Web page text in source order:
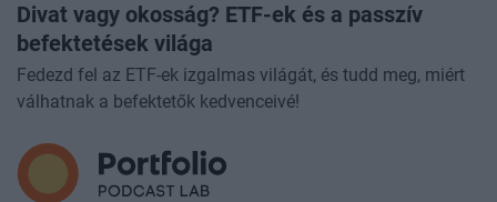
Divat vagy okosság? ETF-ek és a passzív
befektetések világa
Fedezd fel az ETF-ek izgalmas világát, és tudd meg, miért
válhatnak a befektetők kedvenceivé!